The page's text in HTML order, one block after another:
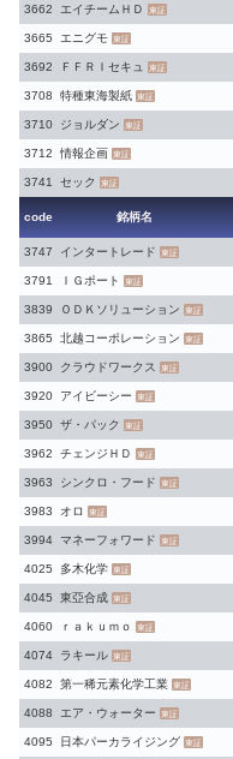
3662 エイチームＨＤ 東証
3665 エニグモ 東証
3692 ＦＦＲＩセキュ 東証
3708 特種東海製紙 東証
3710 ジョルダン 東証
3712 情報企画 東証
3741 セック 東証
code 銘柄名
3747
インタートレード 東証
3791 ＩＧポート 東証
3839 ＯＤＫソリューション 東証
3865 北越コーポレーション 東証
3900 クラウドワークス 東証
3920 アイビーシー 東証
3950 ザ・パック 東証
3962 チェンジＨＤ 東証
3963 シンクロ・フード 東証
3983 オロ 東証
3994 マネーフォワード 東証
4025 多木化学 東証
4045 東亞合成 東証
4060 ｒａｋｕｍｏ 東証
4074 ラキール 東証
4082 第一稀元素化学工業 東証
4088 エア・ウォーター 東証
4095 日本パーカライジング 東証